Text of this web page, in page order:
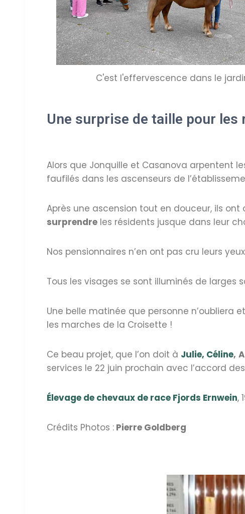
C'est l'effervescence dans le
Une surprise de taille pour les
Alors que Jonquille et Casanova arpentent
faufilés dans les ascenseurs de
Après une ascension tout en douceur, ils ont
surprendre les résidents jusque dans leur
Nos pensionnaires n’en ont pas cru leurs
Tous les visages se sont illuminés de larges
Une belle matinée que personne
les marches de la Croisette !
Ce beau projet, que l’on doit à Julie, Céline,
services le 22 juin prochain avec l’accord
Élevage de chevaux de race Fjords Ernwein,
Crédits Photos : Pierre Goldberg